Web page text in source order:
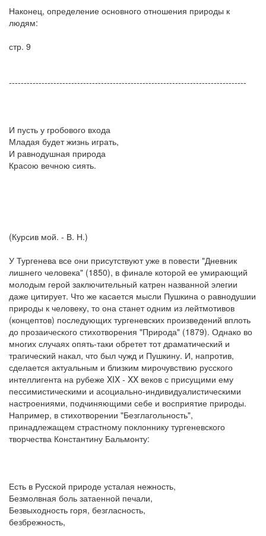
Наконец, определение основного отношения природы к
людям:
стр. 9
--------------------------------------------------------------------------------
И пусть у гробового входа
Младая будет жизнь играть,
И равнодушная природа
Красою вечною сиять.
(Курсив мой. - В. Н.)
У Тургенева все они присутствуют уже в повести "Дневник
лишнего человека" (1850), в финале которой ее умирающий
молодым герой заключительный катрен названной элегии
даже цитирует. Что же касается мысли Пушкина о равнодушии
природы к человеку, то она станет одним из лейтмотивов
(концептов) последующих тургеневских произведений вплоть
до прозаического стихотворения "Природа" (1879). Однако во
многих случаях опять-таки обретет тот драматический и
трагический накал, что был чужд и Пушкину. И, напротив,
сделается актуальным и близким мирочувствию русского
интеллигента на рубеже XIX - XX веков с присущими ему
пессимистическими и асоциально-индивидуалистическими
настроениями, подчиняющими себе и восприятие природы.
Например, в стихотворении "Безглагольность",
принадлежащем страстному поклоннику тургеневского
творчества Константину Бальмонту:
Есть в Русской природе усталая нежность,
Безмолвная боль затаенной печали,
Безвыходность горя, безгласность,
безбрежность,